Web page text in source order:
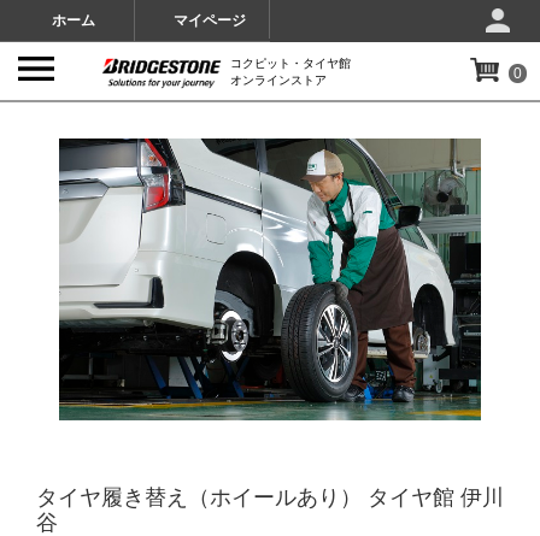
ホーム マイページ
コクピット・タイヤ館
オンラインストア
0
タイヤ履き替え（ホイールあり） タイヤ館 伊川
谷